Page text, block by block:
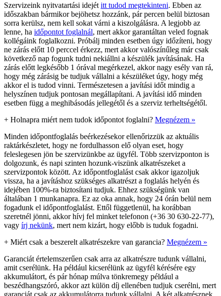
Szervizeink nyitvatartási idejét itt tudod megtekinteni. Ebben az
időszakban bármikor bejöhetsz hozzánk, pár percen belül biztosan
sorra kerülsz, nem kell sokat várni a kiszolgálásra. A legjobb az
lenne, ha időpontot foglalnál, mert akkor garantáltan veled fognak
kollégáink foglalkozni. Próbálj minden esetben úgy időzíteni, hogy
ne zárás előtt 10 perccel érkezz, mert akkor valószínűleg már csak
következő nap fogunk tudni nekiállni a készülék javításának. Ha
zárás előtt legkésőbb 1 órával megérkezel, akkor nagy esély van rá,
hogy még zárásig be tudjuk vállalni a készüléket úgy, hogy még
akkor el is tudod vinni. Természetesen a javítási időt mindig a
helyszínen tudjuk pontosan megállapítani. A javítási idő minden
esetben függ a meghibásodás jellegétől és a szerviz terheltségétől.
+ Holnapra miért nem tudok időpontot foglalni? Megnézem »
Minden időpontfoglalás beérkezésekor ellenőrizzük az aktuális
raktárkészletet, hogy ne fordulhasson elő olyan eset, hogy
feleslegesen jön be szervizünkbe az ügyfél. Több szervizponton is
dolgozunk, és napi szinten hozunk-viszünk alkatrészeket a
szervizpontok között. Az időpontfoglalást csak akkor igazoljuk
vissza, ha a javításhoz szükséges alkatrészt a foglalás helyén és
idejében 100%-ra biztosítani tudjuk. Ehhez szükségünk van
általában 1 munkanapra. Ez az oka annak, hogy 24 órán belül nem
fogadunk el időpontfoglalást. Ettől függetlenül, ha korábban
szeretnél jönni, akkor hívj fel minket telefonon (+36 30 630-22-77),
vagy írj nekünk, mert nem kizárt, hogy előbb is tuduk fogadni.
+ Miért csak a beszerelt alkatrészekre van garancia? Megnézem »
Garanciát értelemszerűen csak arra az alkatrészre tudunk vállalni,
amit cserélünk. Ha például kicserélünk az ügyfél kérésére egy
akkumulátort, és pár hónap múlva tönkremegy például a
beszédhangszóró, akkor azt külön díj ellenében tudjuk cserélni, mert
garanciát csak az akkumulátorra tudunk vállalni. A két alkatrésznek